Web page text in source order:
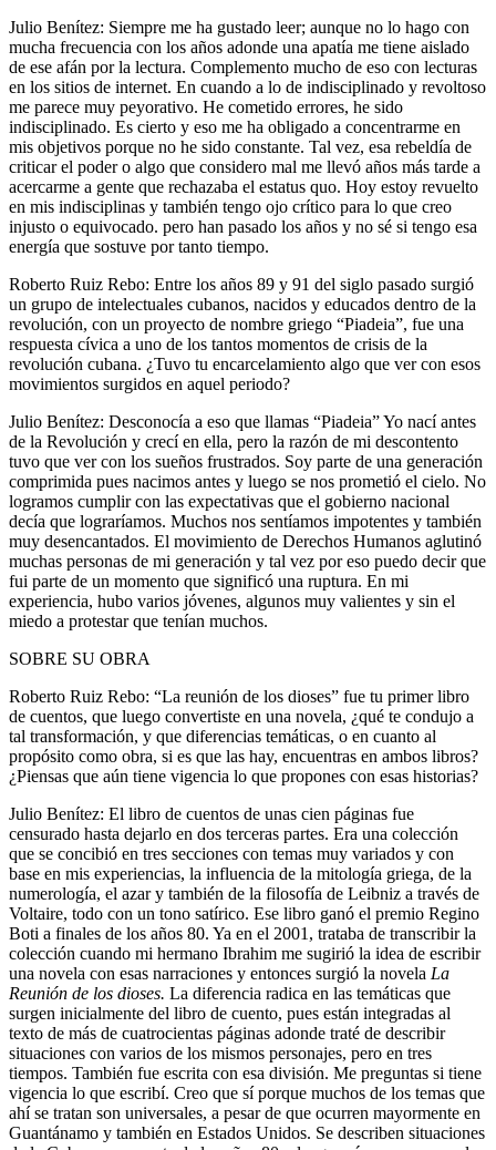
Julio Benítez: Siempre me ha gustado leer; aunque no lo hago con
mucha frecuencia con los años adonde una apatía me tiene aislado
de ese afán por la lectura. Complemento mucho de eso con lecturas
en los sitios de internet. En cuando a lo de indisciplinado y revoltoso
me parece muy peyorativo. He cometido errores, he sido
indisciplinado. Es cierto y eso me ha obligado a concentrarme en
mis objetivos porque no he sido constante. Tal vez, esa rebeldía de
criticar el poder o algo que considero mal me llevó años más tarde a
acercarme a gente que rechazaba el estatus quo. Hoy estoy revuelto
en mis indisciplinas y también tengo ojo crítico para lo que creo
injusto o equivocado. pero han pasado los años y no sé si tengo esa
energía que sostuve por tanto tiempo.
Roberto Ruiz Rebo: Entre los años 89 y 91 del siglo pasado surgió
un grupo de intelectuales cubanos, nacidos y educados dentro de la
revolución, con un proyecto de nombre griego “Piadeia”, fue una
respuesta cívica a uno de los tantos momentos de crisis de la
revolución cubana. ¿Tuvo tu encarcelamiento algo que ver con esos
movimientos surgidos en aquel periodo?
Julio Benítez: Desconocía a eso que llamas “Piadeia” Yo nací antes
de la Revolución y crecí en ella, pero la razón de mi descontento
tuvo que ver con los sueños frustrados. Soy parte de una generación
comprimida pues nacimos antes y luego se nos prometió el cielo. No
logramos cumplir con las expectativas que el gobierno nacional
decía que lograríamos. Muchos nos sentíamos impotentes y también
muy desencantados. El movimiento de Derechos Humanos aglutinó
muchas personas de mi generación y tal vez por eso puedo decir que
fui parte de un momento que significó una ruptura. En mi
experiencia, hubo varios jóvenes, algunos muy valientes y sin el
miedo a protestar que tenían muchos.
SOBRE SU OBRA
Roberto Ruiz Rebo: “La reunión de los dioses” fue tu primer libro
de cuentos, que luego convertiste en una novela, ¿qué te condujo a
tal transformación, y que diferencias temáticas, o en cuanto al
propósito como obra, si es que las hay, encuentras en ambos libros?
¿Piensas que aún tiene vigencia lo que propones con esas historias?
Julio Benítez: El libro de cuentos de unas cien páginas fue
censurado hasta dejarlo en dos terceras partes. Era una colección
que se concibió en tres secciones con temas muy variados y con
base en mis experiencias, la influencia de la mitología griega, de la
numerología, el azar y también de la filosofía de Leibniz a través de
Voltaire, todo con un tono satírico. Ese libro ganó el premio Regino
Boti a finales de los años 80. Ya en el 2001, trataba de transcribir la
colección cuando mi hermano Ibrahim me sugirió la idea de escribir
una novela con esas narraciones y entonces surgió la novela La
Reunión de los dioses. La diferencia radica en las temáticas que
surgen inicialmente del libro de cuento, pues están integradas al
texto de más de cuatrocientas páginas adonde traté de describir
situaciones con varios de los mismos personajes, pero en tres
tiempos. También fue escrita con esa división. Me preguntas si tiene
vigencia lo que escribí. Creo que sí porque muchos de los temas que
ahí se tratan son universales, a pesar de que ocurren mayormente en
Guantánamo y también en Estados Unidos. Se describen situaciones